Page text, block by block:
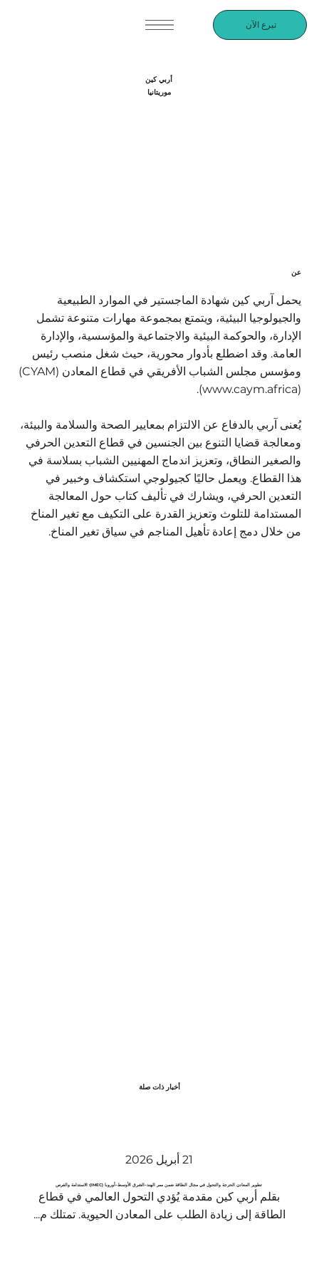
تبرع الآن
أربي كين
موريتانيا
عن
يحمل آربي كين شهادة الماجستير في الموارد الطبيعية
والجيولوجيا البيئية، ويتمتع بمجموعة مهارات متنوعة تشمل
الإدارة، والحوكمة البيئية والاجتماعية والمؤسسية، والإدارة
العامة. وقد اضطلع بأدوار محورية، حيث شغل منصب رئيس
ومؤسس مجلس الشباب الأفريقي في قطاع المعادن (CYAM)
(
www.caym.africa
).
يُعنى آربي بالدفاع عن الالتزام بمعايير الصحة والسلامة والبيئة،
ومعالجة قضايا التنوع بين الجنسين في قطاع التعدين الحرفي
والصغير النطاق، وتعزيز اندماج المهنيين الشباب بسلاسة في
هذا القطاع. ويعمل حاليًا كجيولوجي استكشاف وخبير في
التعدين الحرفي، ويشارك في تأليف كتاب حول المعالجة
المستدامة للتلوث وتعزيز القدرة على التكيف مع تغير المناخ
من خلال دمج إعادة تأهيل المناجم في سياق تغير المناخ.
أخبار ذات صلة
21 أبريل 2026
تطوير المعادن الحرجة والتحول في مجال الطاقة ضمن ممر الهند–الشرق الأوسط–أوروبا (IMEC): الاستدامة والفرص
بقلم أربي كين مقدمة يُؤدي التحول العالمي في قطاع
الطاقة إلى زيادة الطلب على المعادن الحيوية. تمتلك م...